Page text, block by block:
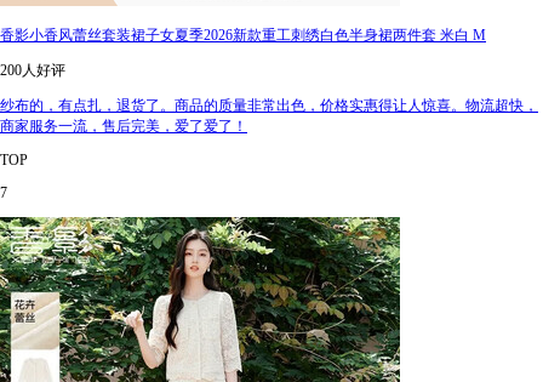
香影小香风蕾丝套装裙子女夏季2026新款重工刺绣白色半身裙两件套 米白 M
200人好评
纱布的，有点扎，退货了。商品的质量非常出色，价格实惠得让人惊喜。物流超快，
商家服务一流，售后完美，爱了爱了！
TOP
7